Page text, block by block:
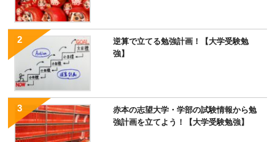
逆算で立てる勉強計画！【大学受験勉
強】
赤本の志望大学・学部の試験情報から勉
強計画を立てよう！【大学受験勉強】